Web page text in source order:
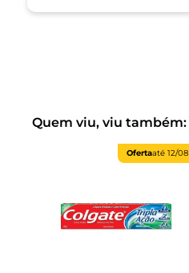
Quem viu, viu também:
Ofertaaté12/08